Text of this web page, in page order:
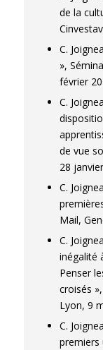
de la
C.
»,
février
C.
de vue
28
C.
Mail,
C.
inégalité
Penser
croisés
Lyon, 9
C.
premiers